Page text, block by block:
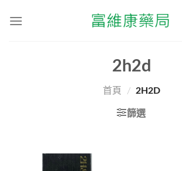
2h2d
首頁 / 2H2D
篩選